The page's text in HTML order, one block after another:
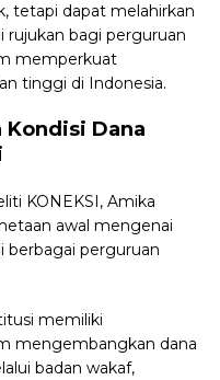
tetapi dapat melahirkan
rujukan bagi perguruan
memperkuat
tinggi di Indonesia.
Dana
KONEKSI, Amika
awal mengenai
berbagai perguruan
memiliki
mengembangkan dana
badan wakaf,